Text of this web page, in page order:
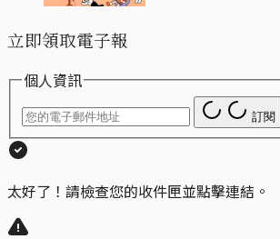
立即領取電子報
個人資訊
訂閱
太好了！請檢查您的收件匣並點擊連結。